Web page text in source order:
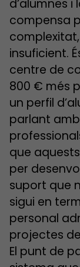
d’alumnes i
compensa
insuficient.
centre de
800 € més
un perfil
parlant
que
per
suport que
sigui en
personal
projectes
El punt de